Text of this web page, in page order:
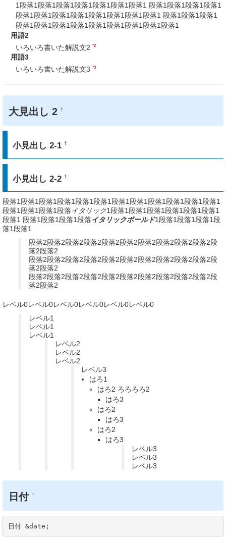
1段落1段落1段落1段落1段落1段落1段落1 段落1段落1段落1段落1
段落1段落1段落1段落1段落1段落1段落1段落1 段落1段落1段落1
段落1段落1段落1段落1段落1段落1段落1段落1段落1
用語2
いろいろ書いた解説文2 *2
用語3
いろいろ書いた解説文3 *3
大見出し 2†
小見出し 2-1†
小見出し 2-2†
段落1段落1段落1段落1段落1段落1段落1段落1段落1段落1段落1段落1
段落1段落1段落1段落イタリック1段落1段落1段落1段落1段落1段落1
段落1 段落1段落1段落1段落イタリックボールド1段落1段落1段落1段
落1段落1
段落2段落2段落2段落2段落2段落2段落2段落2段落2段落2段
落2段落2
段落2段落2段落2段落2段落2段落2段落2段落2段落2段落2段
落2段落2
段落2段落2段落2段落2段落2段落2段落2段落2段落2段落2段
落2段落2
レベル0レベル0レベル0レベル0レベル0レベル0
レベル1
レベル1
レベル1
レベル2
レベル2
レベル2
レベル3
はろ1
はろ2 ろろろろ2
はろ3
はろ2
はろ3
はろ2
はろ3
レベル3
レベル3
レベル3
日付 †
日付 &date;